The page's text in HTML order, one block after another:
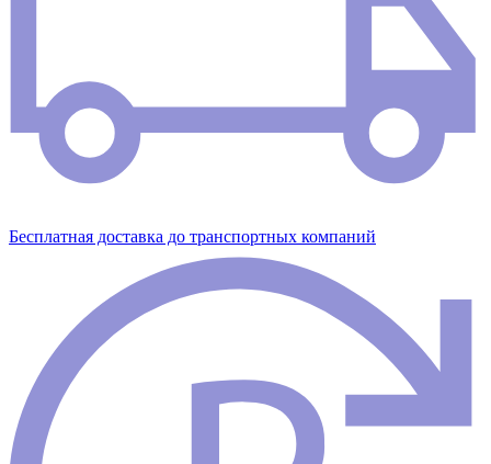
Бесплатная доставка до транспортных компаний